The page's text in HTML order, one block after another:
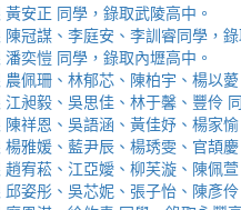
安正 同學，錄取武陵高中。
冠謀、李庭安、李訓睿同學，
奕愷 同學，錄取內壢高中。
佩珊、林郁芯、陳柏宇、楊以
昶毅、吳思佳、林于馨、豐伶
祥恩、吳語涵、黃佳妤、楊家
雅媛、藍尹辰、楊琇雯、官頡
宥菘、江亞嬡、柳芙漩、陳佩
姿彤、吳芯妮、張子怡、陳彥